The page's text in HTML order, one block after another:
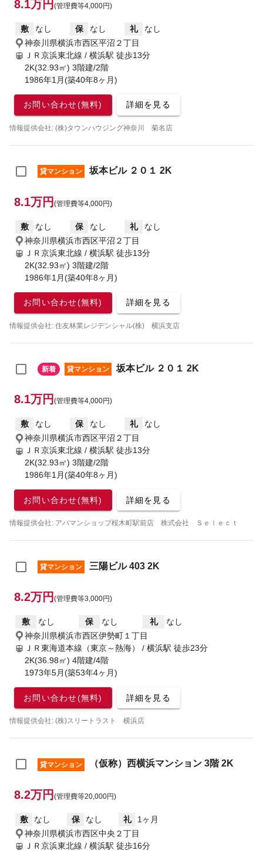
8.1万円 (管理費等4,000円)
敷 なし 保 なし 礼
なし
神奈川県横浜市西区平沼２丁目
ＪＲ京浜東北線 / 横浜駅 徒歩13分
2K(32.93㎡) 3階建/2階
1986年1月(築40年8ヶ月)
お問い合わせ(無料) 詳細を見る
情報提供会社: (株)タウンハウジング神奈川 菊名店
貸マンション 坂本ビル ２０１ 2K
8.1万円 (管理費等4,000円)
敷 なし 保 なし 礼
なし
神奈川県横浜市西区平沼２丁目
ＪＲ京浜東北線 / 横浜駅 徒歩13分
2K(32.93㎡) 3階建/2階
1986年1月(築40年8ヶ月)
お問い合わせ(無料) 詳細を見る
情報提供会社: 住友林業レジデンシャル(株) 横浜支店
新着 貸マンション 坂本ビル ２０１ 2K
8.1万円 (管理費等4,000円)
敷 なし 保 なし 礼
なし
神奈川県横浜市西区平沼２丁目
ＪＲ京浜東北線 / 横浜駅 徒歩13分
2K(32.93㎡) 3階建/2階
1986年1月(築40年8ヶ月)
お問い合わせ(無料) 詳細を見る
情報提供会社: アパマンショップ桜木町駅前店 株式会社 Ｓｅｌｅｃｔ
貸マンション 三陽ビル 403 2K
8.2万円 (管理費等3,000円)
敷 なし 保 なし 礼
なし
神奈川県横浜市西区伊勢町１丁目
ＪＲ東海道本線（東京～熱海） / 横浜駅 徒歩23分
2K(36.98㎡) 4階建/4階
1973年5月(築53年4ヶ月)
お問い合わせ(無料) 詳細を見る
情報提供会社: (株)スリートラスト 横浜店
貸マンション （仮称）西横浜マンション 3階 2K
8.2万円 (管理費等20,000円)
敷 なし 保 なし 礼
1ヶ月
神奈川県横浜市西区中央２丁目
ＪＲ京浜東北線 / 横浜駅 徒歩16分